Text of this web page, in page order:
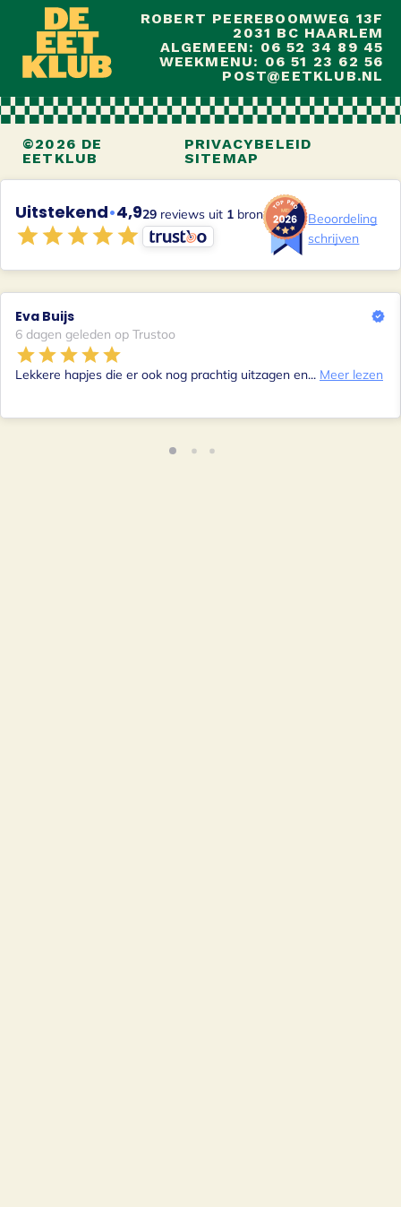
ROBERT PEEREBOOMWEG 13F
2031 BC HAARLEM
ALGEMEEN: 06 52 34 89 45
WEEKMENU: 06 51 23 62 56
POST@EETKLUB.NL
©2026 DE
EETKLUB
PRIVACYBELEID
SITEMAP
Uitstekend•4,929 reviews uit 1 bron
Beoordeling
schrijven
Eva Buijs
6 dagen geleden op Trustoo
Lekkere hapjes die er ook nog prachtig uitzagen en... Meer lezen